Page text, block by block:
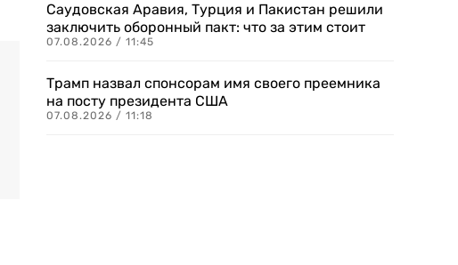
Саудовская Аравия, Турция и Пакистан решили
заключить оборонный пакт: что за этим стоит
07.08.2026 / 11:45
Трамп назвал спонсорам имя своего преемника
на посту президента США
07.08.2026 / 11:18